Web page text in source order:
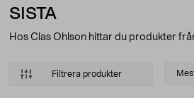
SISTA
Hos Clas Ohlson hittar du produkter
Filtrera produkter